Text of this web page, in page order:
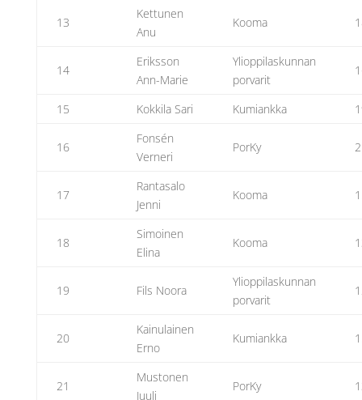
13
Kettunen
Anu
Kooma
14
Eriksson
Ann-Marie
Ylioppilaskunnan
porvarit
15 Kokkila Sari Kumiankka
16
Fonsén
Verneri
PorKy
17
Rantasalo
Jenni
Kooma
18
Simoinen
Elina
Kooma
19 Fils Noora
Ylioppilaskunnan
porvarit
20
Kainulainen
Erno
Kumiankka
21
Mustonen
Juuli
PorKy